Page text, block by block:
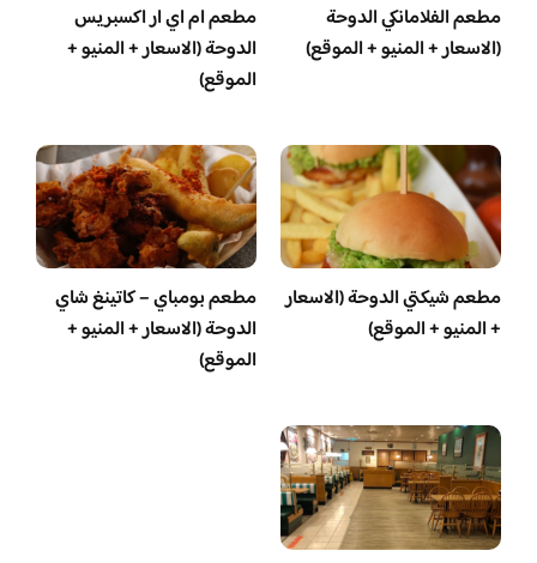
مطعم الفلامانكي الدوحة
(الاسعار + المنيو + الموقع)
مطعم ام اي ار اكسبريس
الدوحة (الاسعار + المنيو +
الموقع)
مطعم شيكتي الدوحة (الاسعار
+ المنيو + الموقع)
مطعم بومباي – كاتينغ شاي
الدوحة (الاسعار + المنيو +
الموقع)